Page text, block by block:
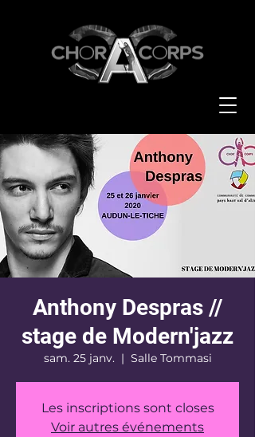
Anthony Despras //
stage de Modern'jazz
sam. 25 janv.
  |
Salle Tommasi
Les inscriptions sont closes
Voir autres événements